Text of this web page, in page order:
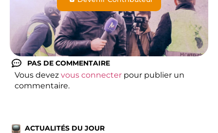
PAS DE COMMENTAIRE
Vous devez vous connecter pour publier un
commentaire.
ACTUALITÉS DU JOUR